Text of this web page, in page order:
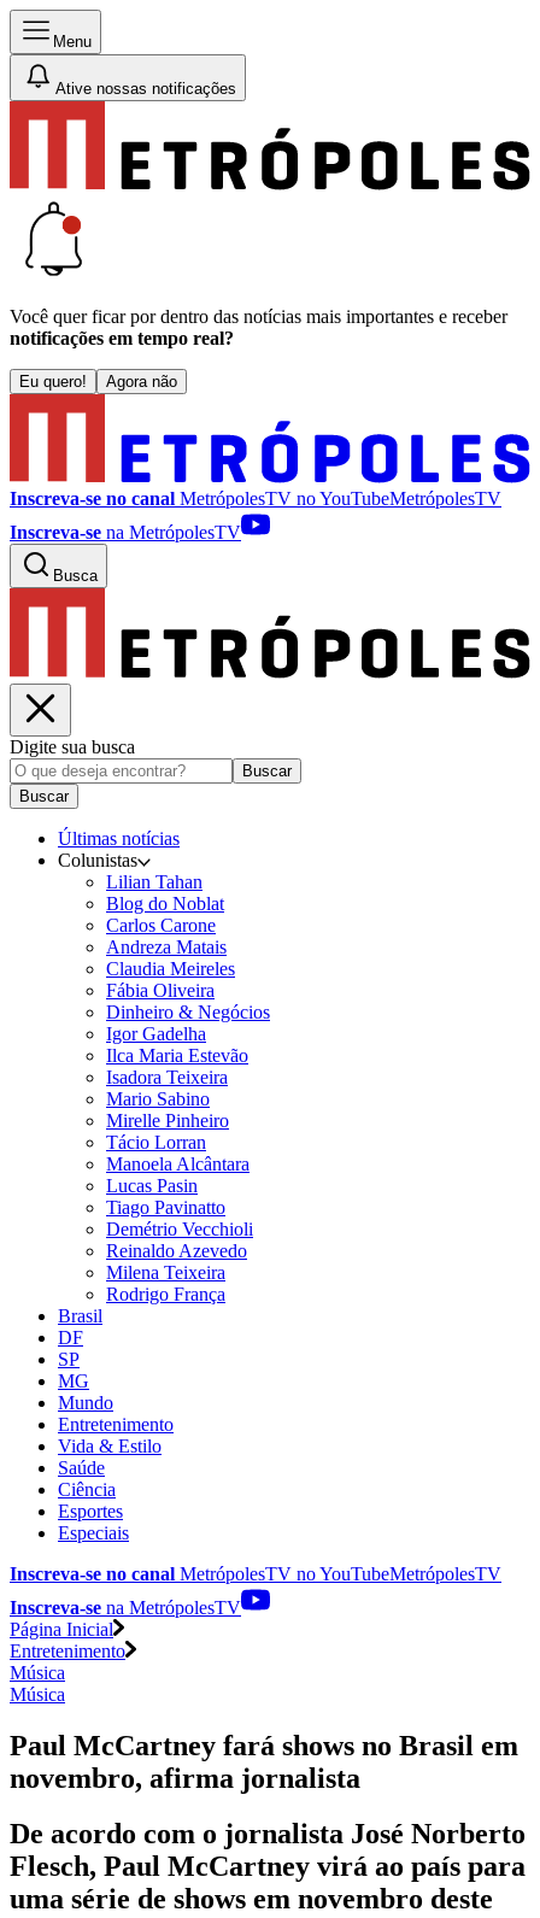
Menu
Ative nossas notificações
Você quer ficar por dentro das notícias mais importantes e receber
notificações em tempo real?
Eu quero! Agora não
Inscreva-se no canal MetrópolesTV noYouTubeMetrópolesTV
Inscreva-se na MetrópolesTV
Busca
Digite sua busca
Buscar
Buscar
Últimas notícias
Colunistas
Lilian Tahan
Blog do Noblat
Carlos Carone
Andreza Matais
Claudia Meireles
Fábia Oliveira
Dinheiro & Negócios
Igor Gadelha
Ilca Maria Estevão
Isadora Teixeira
Mario Sabino
Mirelle Pinheiro
Tácio Lorran
Manoela Alcântara
Lucas Pasin
Tiago Pavinatto
Demétrio Vecchioli
Reinaldo Azevedo
Milena Teixeira
Rodrigo França
Brasil
DF
SP
MG
Mundo
Entretenimento
Vida & Estilo
Saúde
Ciência
Esportes
Especiais
Inscreva-se no canal MetrópolesTV noYouTubeMetrópolesTV
Inscreva-se na MetrópolesTV
Página Inicial
Entretenimento
Música
Música
Paul McCartney fará shows no Brasil em
novembro, afirma jornalista
De acordo com o jornalista José Norberto
Flesch, Paul McCartney virá ao país para
uma série de shows em novembro deste